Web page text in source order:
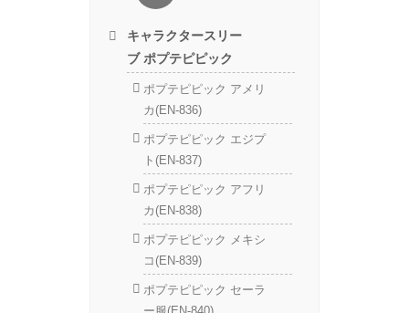
キャラクタースリー
ブ ポプテピピック
ポプテピピック アメリ
カ(EN-836)
ポプテピピック エジプ
ト(EN-837)
ポプテピピック アフリ
カ(EN-838)
ポプテピピック メキシ
コ(EN-839)
ポプテピピック セーラ